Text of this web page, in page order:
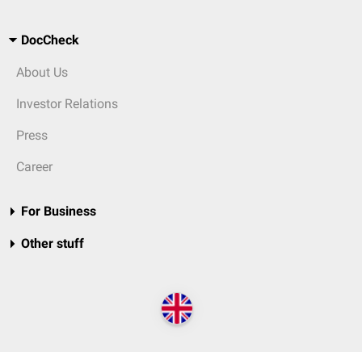
DocCheck
About Us
Investor Relations
Press
Career
For Business
Other stuff